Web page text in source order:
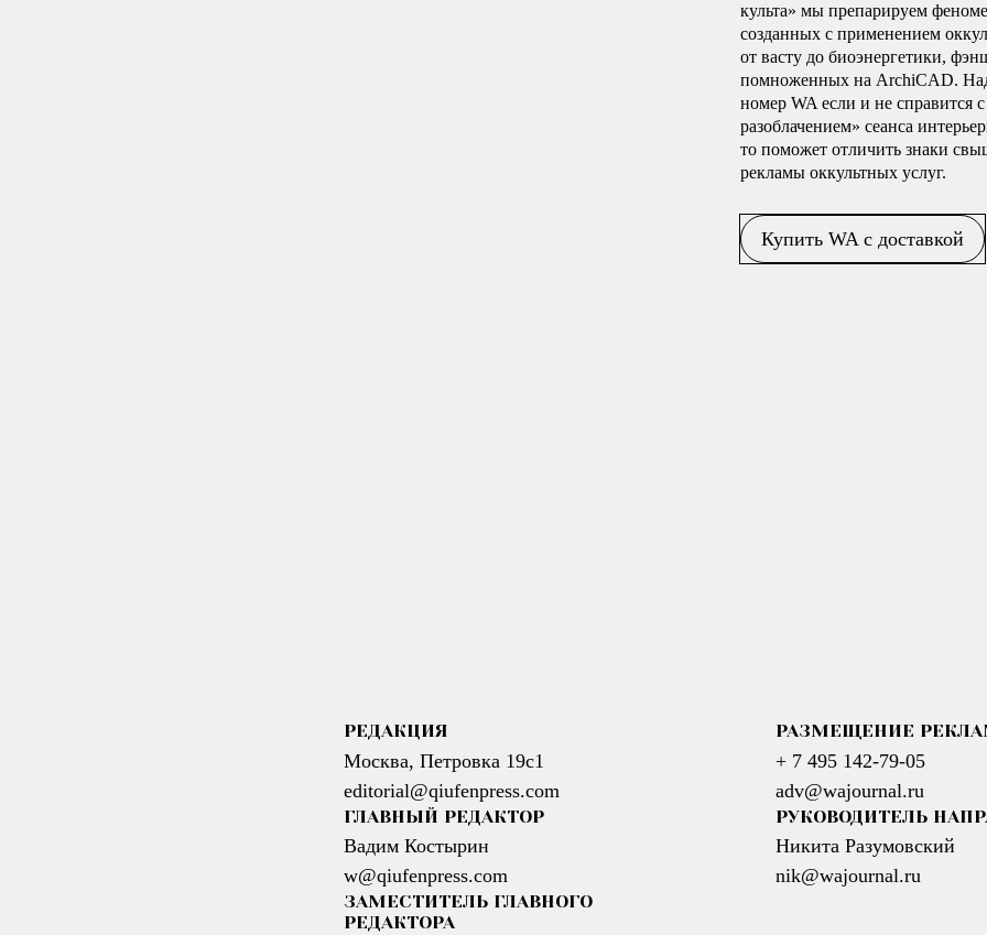
культа» мы препарируем
созданных с применением
от васту до биоэнергетики,
помноженных на ArchiCAD.
номер WA если и не справится
разоблачением» сеанса
то поможет отличить знаки
рекламы оккультных услуг.
Купить WA с доставкой
РЕДАКЦИЯ
Москва, Петровка 19с1
editorial@qiufenpress.com
ГЛАВНЫЙ РЕДАКТОР
Вадим Костырин
w@qiufenpress.com
ЗАМЕСТИТЕЛЬ ГЛАВНОГО
РЕДАКТОРА
РАЗМЕЩЕНИЕ
+ 7 495 142-79-05
adv@wajournal.ru
РУКОВОДИТЕЛЬ
Никита Разумовский
nik@wajournal.ru